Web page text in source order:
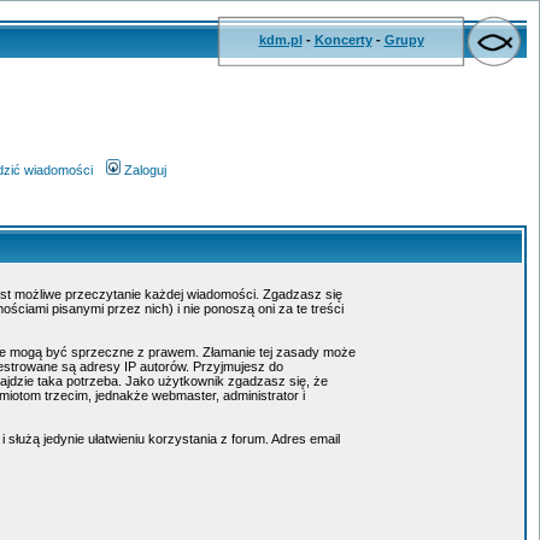
kdm.pl- Koncerty- Grupy
wiadomości Zaloguj
możliwe przeczytanie każdej wiadomości. Zgadzasz się
pisanymi przez nich) i nie ponoszą oni za te treści
być sprzeczne z prawem. Złamanie tej zasady może
są adresy IP autorów. Przyjmujesz do
taka potrzeba. Jako użytkownik zgadzasz się, że
trzecim, jednakże webmaster, administrator i
jedynie ułatwieniu korzystania z forum. Adres email